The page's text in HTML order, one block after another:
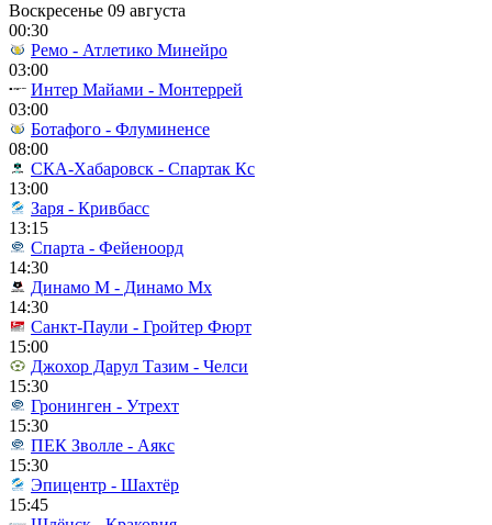
Воскресенье 09 августа
00:30
Ремо - Атлетико Минейро
03:00
Интер Майами - Монтеррей
03:00
Ботафого - Флуминенсе
08:00
СКА-Хабаровск - Спартак Кс
13:00
Заря - Кривбасс
13:15
Спарта - Фейеноорд
14:30
Динамо М - Динамо Мх
14:30
Санкт-Паули - Гройтер Фюрт
15:00
Джохор Дарул Тазим - Челси
15:30
Гронинген - Утрехт
15:30
ПЕК Зволле - Аякс
15:30
Эпицентр - Шахтёр
15:45